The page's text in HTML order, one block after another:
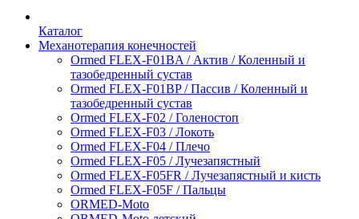
Каталог
Механотерапия конечностей
Ormed FLEX-F01BA / Актив / Коленный и
тазобедренный сустав
Ormed FLEX-F01BP / Пассив / Коленный и
тазобедренный сустав
Ormed FLEX-F02 / Голеностоп
Ormed FLEX-F03 / Локоть
Ormed FLEX-F04 / Плечо
Ormed FLEX-F05 / Лучезапястный
Ormed FLEX-F05FR / Лучезапястный и кисть
Ormed FLEX-F05F / Пальцы
ORMED-Moto